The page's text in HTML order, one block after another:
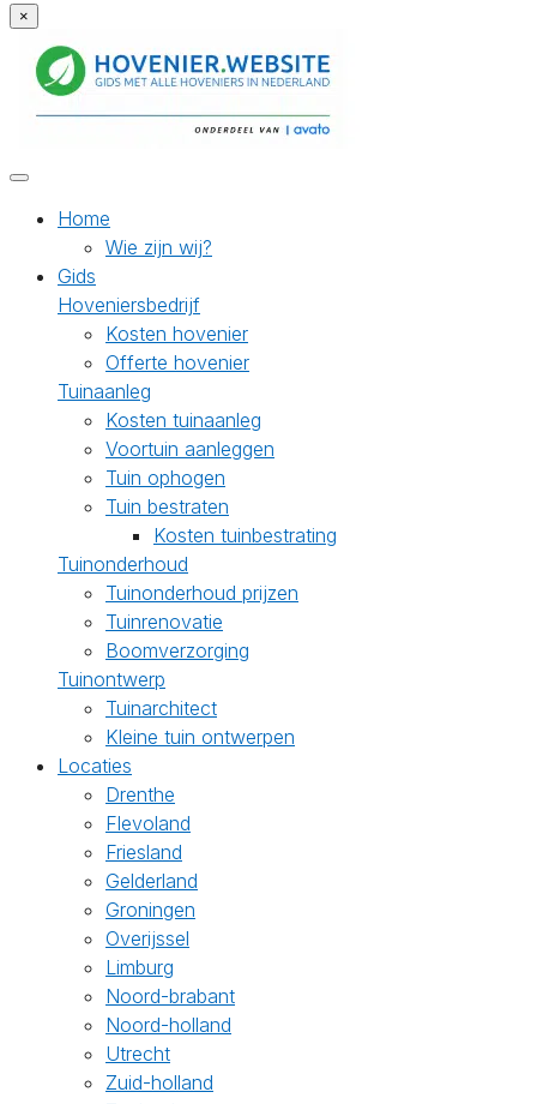
×
Home
Wie zijn wij?
Gids
Hoveniersbedrijf
Kosten hovenier
Offerte hovenier
Tuinaanleg
Kosten tuinaanleg
Voortuin aanleggen
Tuin ophogen
Tuin bestraten
Kosten tuinbestrating
Tuinonderhoud
Tuinonderhoud prijzen
Tuinrenovatie
Boomverzorging
Tuinontwerp
Tuinarchitect
Kleine tuin ontwerpen
Locaties
Drenthe
Flevoland
Friesland
Gelderland
Groningen
Overijssel
Limburg
Noord-brabant
Noord-holland
Utrecht
Zuid-holland